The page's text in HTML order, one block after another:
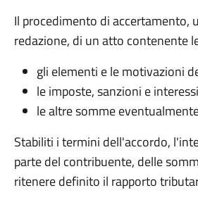
Il procedimento di accertamento,
redazione, di un atto contenente
gli elementi e le motivazioni
le imposte, sanzioni e
le altre somme
Stabiliti i termini dell'accordo,
parte del contribuente, delle
ritenere definito il rapporto